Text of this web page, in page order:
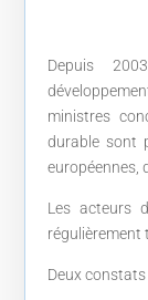
Depuis
ministres
durable sont
européennes,
Les acteurs
régulièrement
Deux